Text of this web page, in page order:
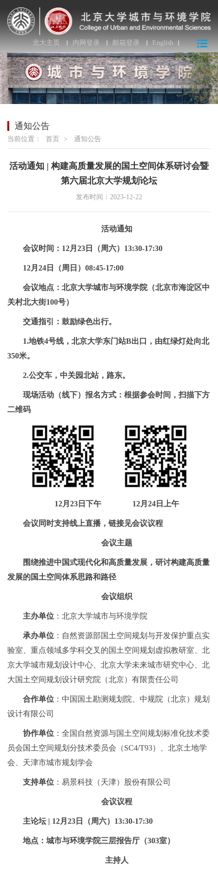
北大主页 内网登录 邮箱登录 English
通知公告
当前位置： 首页 > 通知公告
活动通知 | 构建高质量发展的国土空间体系研讨会暨
第六届北京大学规划论坛
发布时间：2023-12-22
活动通知
会议时间：12月23日（周六）13:30-17:30
12月24日（周日）08:45-17:00
会议地点：北京大学城市与环境学院（北京市海淀区中
关村北大街100号）
交通指引：鼓励绿色出行。
1.地铁4号线，北京大学东门站B出口，由红绿灯处向北
350米。
2.公交车，中关园北站，路东。
现场活动（线下）报名方式：根据参会时间，扫描下方
二维码
12月23日下午 12月24日上午
会议同时支持线上直播，链接见会议议程
会议主题
围绕推进中国式现代化和高质量发展，研讨构建高质量
发展的国土空间体系思路和路径
会议组织
主办单位 ：北京大学城市与环境学院
承办单位 ：自然资源部国土空间规划与开发保护重点实
验室、重点领域多学科交叉的国土空间规划虚拟教研室、北
京大学城市规划设计中心、北京大学未来城市研究中心、北
大国土空间规划设计研究院（北京）有限责任公司
合作单位 ：中国国土勘测规划院、中规院（北京）规划
设计有限公司
协作单位 ：全国自然资源与国土空间规划标准化技术委
员会国土空间规划分技术委员会（SC4/T93）、北京土地学
会、天津市城市规划学会
支持单位 ：易景科技（天津）股份有限公司
会议议程
主论坛 | 12月23日（周六）13:30-17:30
地点：城市与环境学院三层报告厅（303室）
主持人